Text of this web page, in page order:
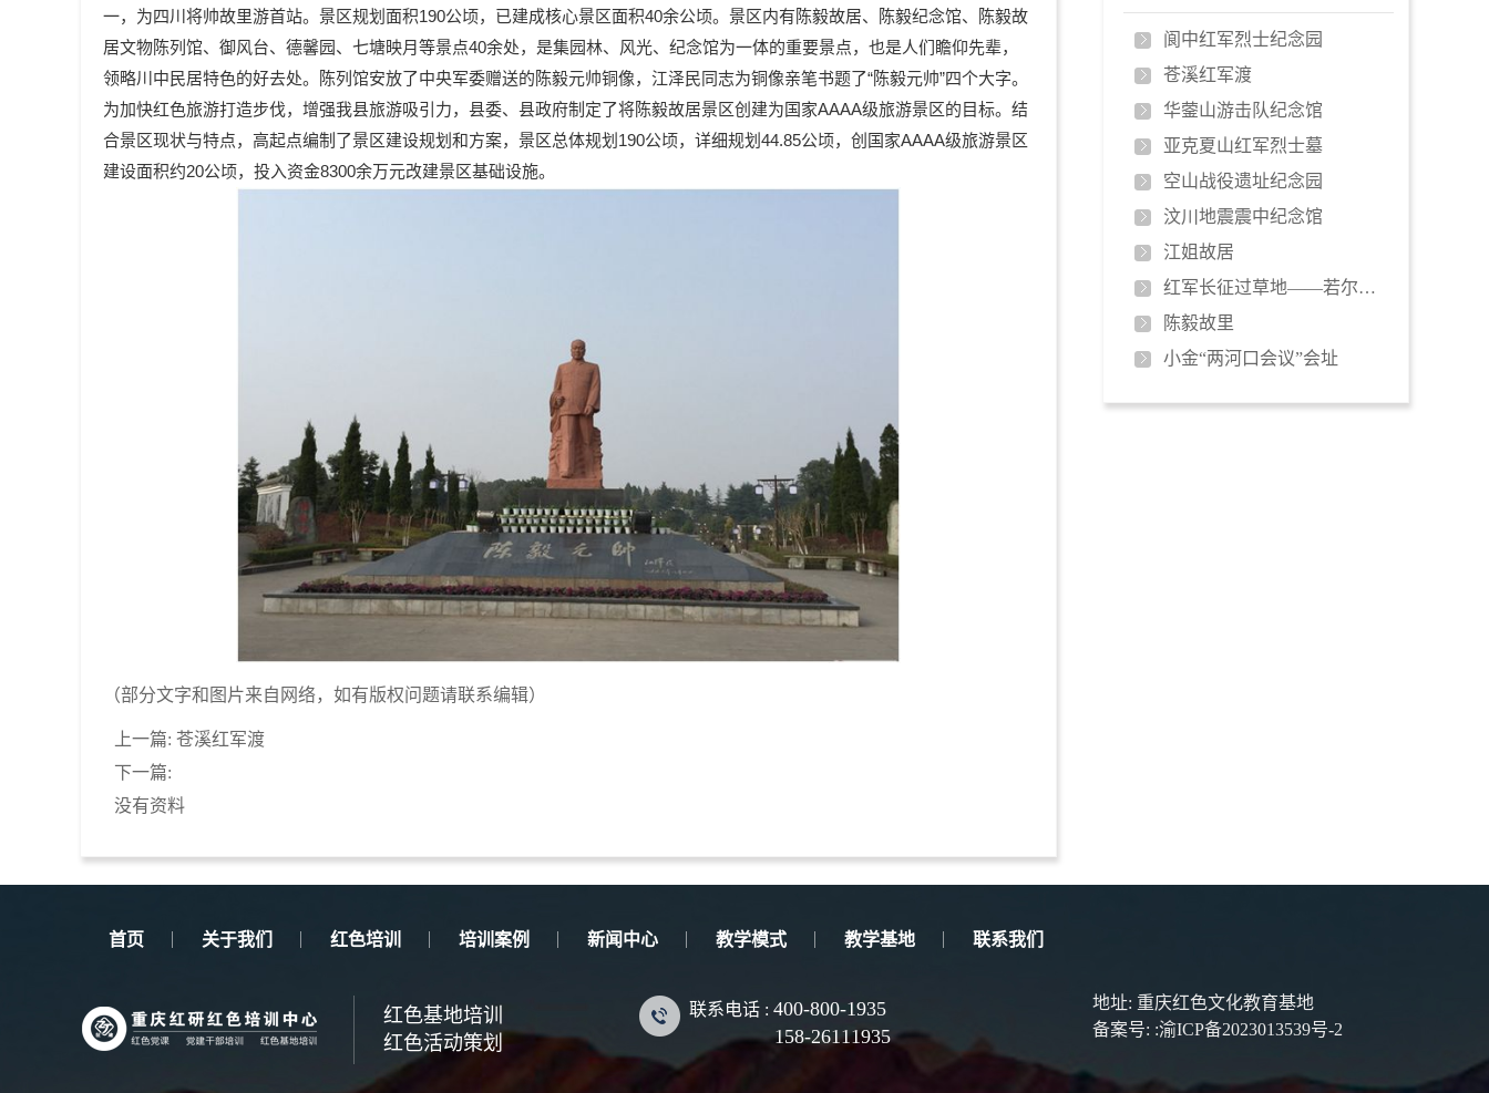
一，为四川将帅故里游首站。景区规划面积190公顷，已建成核心景区面积40余公顷。景区内有陈毅故居、陈毅纪念馆、陈毅故
居文物陈列馆、御风台、德馨园、七塘映月等景点40余处，是集园林、风光、纪念馆为一体的重要景点，也是人们瞻仰先辈，
领略川中民居特色的好去处。陈列馆安放了中央军委赠送的陈毅元帅铜像，江泽民同志为铜像亲笔书题了“陈毅元帅”四个大字。
为加快红色旅游打造步伐，增强我县旅游吸引力，县委、县政府制定了将陈毅故居景区创建为国家AAAA级旅游景区的目标。结
合景区现状与特点，高起点编制了景区建设规划和方案，景区总体规划190公顷，详细规划44.85公顷，创国家AAAA级旅游景区
建设面积约20公顷，投入资金8300余万元改建景区基础设施。
（部分文字和图片来自网络，如有版权问题请联系编辑）
上一篇: 苍溪红军渡
下一篇:
没有资料
阆中红军烈士纪念园
苍溪红军渡
华蓥山游击队纪念馆
亚克夏山红军烈士墓
空山战役遗址纪念园
汶川地震震中纪念馆
江姐故居
红军长征过草地——若尔盖大草原
陈毅故里
小金“两河口会议”会址
首页 关于我们 红色培训 培训案例 新闻中心 教学模式 教学基地 联系我们
红色基地培训
红色活动策划
联系电话 : 400-800-1935
158-26111935
地址: 重庆红色文化教育基地
备案号: :渝ICP备2023013539号-2